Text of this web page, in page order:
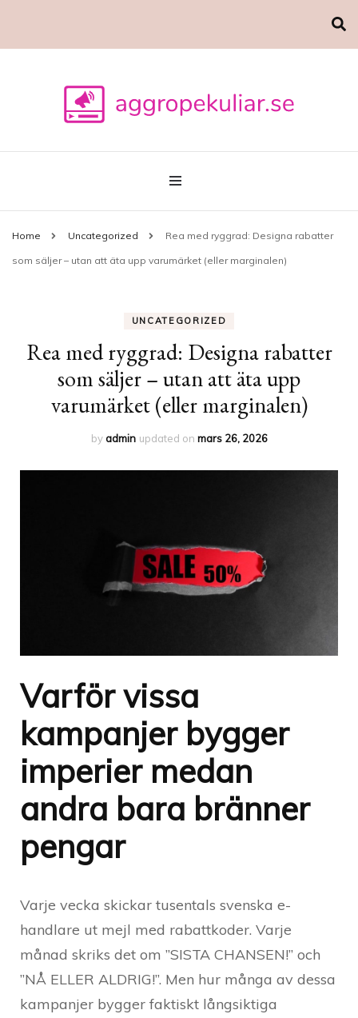
aggropekuliar.se
Home Uncategorized Rea med ryggrad: Designa rabatter
som säljer – utan att äta upp varumärket (eller marginalen)
UNCATEGORIZED
Rea med ryggrad: Designa rabatter
som säljer – utan att äta upp
varumärket (eller marginalen)
byadmin updated on mars 26, 2026
Varför vissa
kampanjer bygger
imperier medan
andra bara bränner
pengar
Varje vecka skickar tusentals svenska e-
handlare ut mejl med rabattkoder. Varje
månad skriks det om ”SISTA CHANSEN!” och
”NÅ ELLER ALDRIG!”. Men hur många av dessa
kampanjer bygger faktiskt långsiktiga